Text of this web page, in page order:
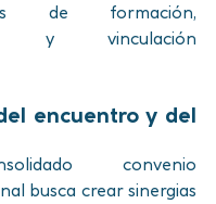
de formación,
y vinculación
encuentro y del
convenio
busca crear sinergias